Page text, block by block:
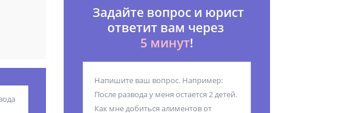
Задайте вопрос и юрист
ответит вам через
5 минут!